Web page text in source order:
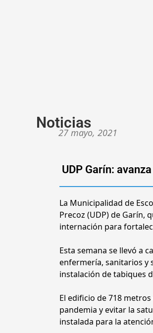
Noticias
27 mayo, 2021
UDP Garín:
La Municipalidad de
Precoz (UDP) de Garín,
internación para
Esta semana se llevó a
enfermería, sanitarios y
instalación de tabiques
El edificio de 718
pandemia y evitar la
instalada para la